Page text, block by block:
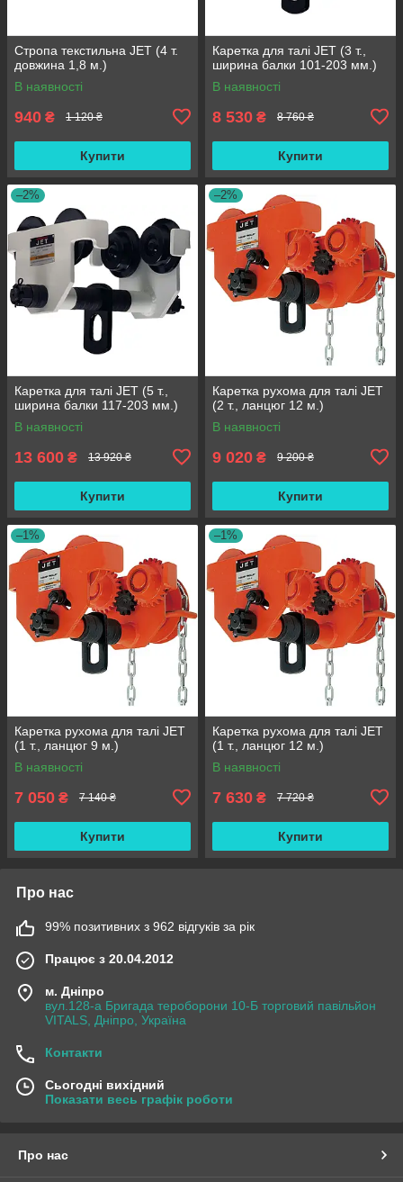
Стропа текстильна JET (4 т.
довжина 1,8 м.)
В наявності
940 ₴ 1 120 ₴
Купити
Каретка для талі JET (3 т.,
ширина балки 101-203 мм.)
В наявності
8 530 ₴ 8 760 ₴
Купити
–2%
Каретка для талі JET (5 т.,
ширина балки 117-203 мм.)
В наявності
13 600 ₴ 13 920 ₴
Купити
–2%
Каретка рухома для талі JET
(2 т., ланцюг 12 м.)
В наявності
9 020 ₴ 9 200 ₴
Купити
–1%
Каретка рухома для талі JET
(1 т., ланцюг 9 м.)
В наявності
7 050 ₴ 7 140 ₴
Купити
–1%
Каретка рухома для талі JET
(1 т., ланцюг 12 м.)
В наявності
7 630 ₴ 7 720 ₴
Купити
Про нас
99% позитивних з 962 відгуків за рік
Працює з 20.04.2012
м. Дніпро
вул.128-а Бригада тероборони 10-Б торговий павільйон
VITALS, Дніпро, Україна
Контакти
Сьогодні вихідний
Показати весь графік роботи
Про нас